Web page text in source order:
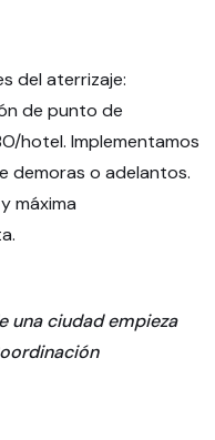
del aterrizaje:
de punto de
hotel. Implementamos
demoras o adelantos.
máxima
una ciudad empieza